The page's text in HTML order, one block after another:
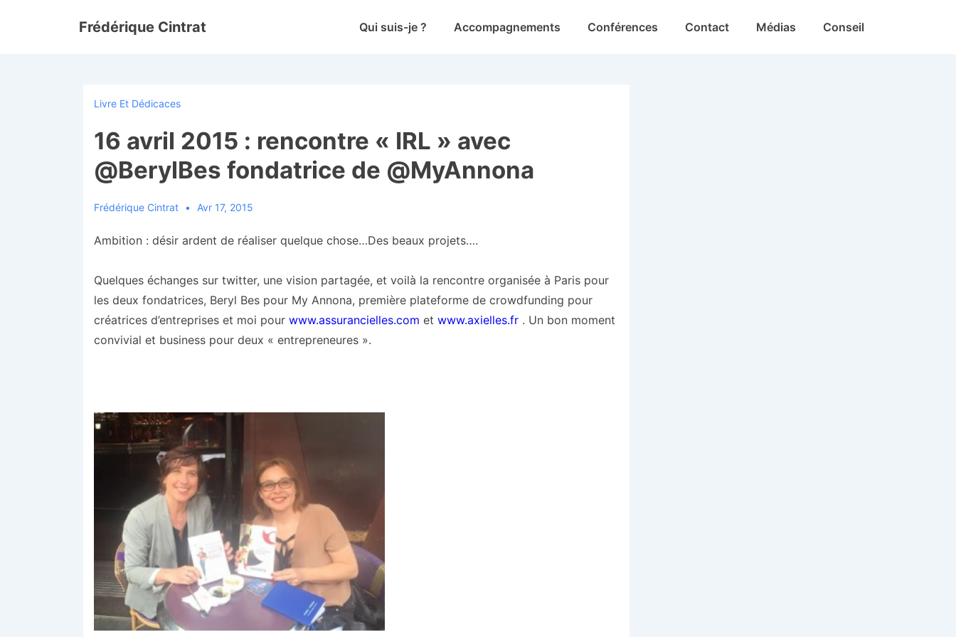
Frédérique Cintrat
MainQui suis-je ? Accompagnements Conférences Contact Médias Conseil
Livre Et Dédicaces
16 avril 2015 : rencontre « IRL » avec
@BerylBes fondatrice de @MyAnnona
Frédérique Cintrat Avr 17, 2015
Ambition : désir ardent de réaliser quelque chose…Des beaux projets….
Quelques échanges sur twitter, une vision partagée, et voilà la rencontre organisée à Paris pour
les deux fondatrices, Beryl Bes pour My Annona, première plateforme de crowdfunding pour
créatrices d’entreprises et moi pour www.assurancielles.com et www.axielles.fr . Un bon moment
convivial et business pour deux « entrepreneures ».